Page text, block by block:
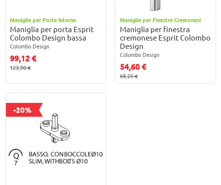
Maniglie per Porte Interne
Maniglia per porta Esprit
Colombo Design bassa
Colombo Design
99,12 €
123,90 €
Maniglie per Finestre Cremonesi
Maniglia per finestra
cremonese Esprit Colombo
Design
Colombo Design
54,60 €
68,25 €
-20%